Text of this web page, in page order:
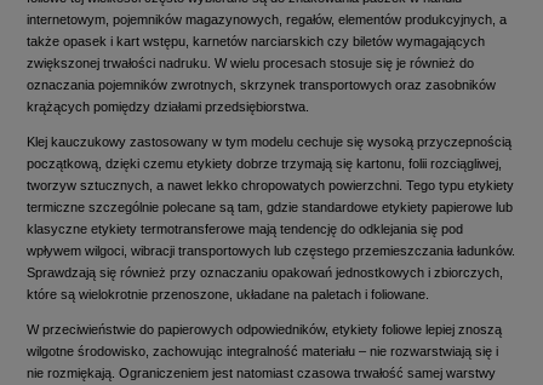
internetowym, pojemników magazynowych, regałów, elementów produkcyjnych, a
także opasek i kart wstępu, karnetów narciarskich czy biletów wymagających
zwiększonej trwałości nadruku. W wielu procesach stosuje się je również do
oznaczania pojemników zwrotnych, skrzynek transportowych oraz zasobników
krążących pomiędzy działami przedsiębiorstwa.
Klej kauczukowy zastosowany w tym modelu cechuje się wysoką przyczepnością
początkową, dzięki czemu etykiety dobrze trzymają się kartonu, folii rozciągliwej,
tworzyw sztucznych, a nawet lekko chropowatych powierzchni. Tego typu etykiety
termiczne szczególnie polecane są tam, gdzie standardowe etykiety papierowe lub
klasyczne etykiety termotransferowe mają tendencję do odklejania się pod
wpływem wilgoci, wibracji transportowych lub częstego przemieszczania ładunków.
Sprawdzają się również przy oznaczaniu opakowań jednostkowych i zbiorczych,
które są wielokrotnie przenoszone, układane na paletach i foliowane.
W przeciwieństwie do papierowych odpowiedników, etykiety foliowe lepiej znoszą
wilgotne środowisko, zachowując integralność materiału – nie rozwarstwiają się i
nie rozmiękają. Ograniczeniem jest natomiast czasowa trwałość samej warstwy